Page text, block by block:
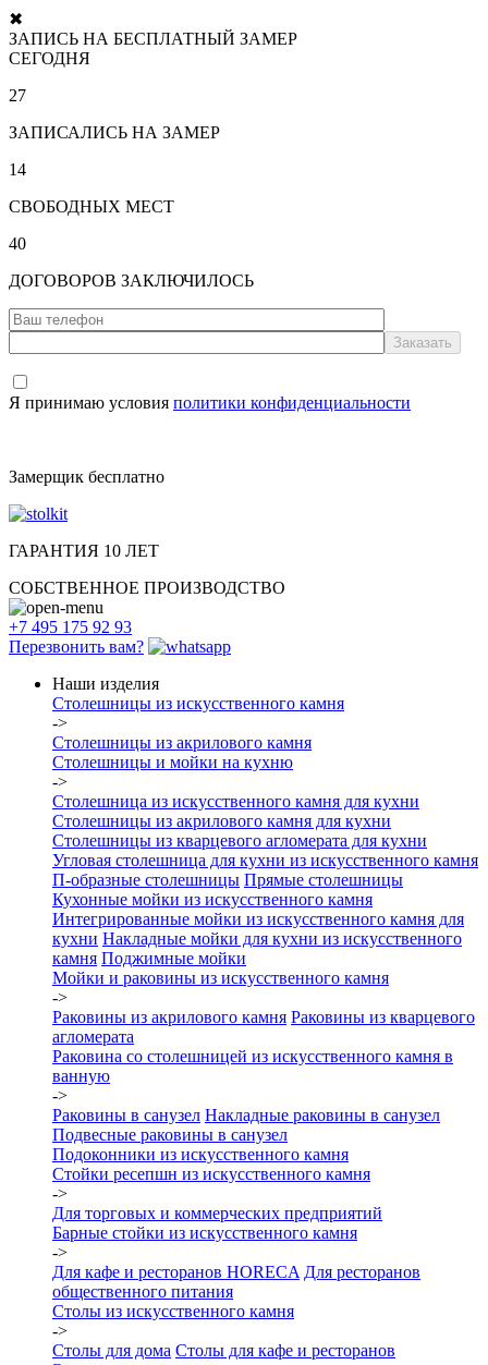
✖
ЗАПИСЬ НА БЕСПЛАТНЫЙ ЗАМЕР
СЕГОДНЯ
27
ЗАПИСАЛИСЬ НА ЗАМЕР
14
СВОБОДНЫХ МЕСТ
40
ДОГОВОРОВ ЗАКЛЮЧИЛОСЬ
Я принимаю условия политики конфиденциальности
Замерщик бесплатно
ГАРАНТИЯ 10 ЛЕТ
СОБСТВЕННОЕ ПРОИЗВОДСТВО
+7 495 175 92 93
Перезвонить вам?
Наши изделия
Столешницы из искусcтвенного камня
->
Столешницы из акрилового камня
Столешницы и мойки на кухню
->
Столешница из искусственного камня для кухни
Столешницы из акрилового камня для кухни
Столешницы из кварцевого агломерата для кухни
Угловая столешница для кухни из искусственного камня
П-образные столешницы Прямые столешницы
Кухонные мойки из искусственного камня
Интегрированные мойки из искусственного камня для
кухни Накладные мойки для кухни из искусственного
камня Поджимные мойки
Мойки и раковины из искусственного камня
->
Раковины из акрилового камня Раковины из кварцевого
агломерата
Раковина со столешницей из искусственного камня в
ванную
->
Раковины в санузел Накладные раковины в санузел
Подвесные раковины в санузел
Подоконники из искусственного камня
Стойки ресепшн из искусственного камня
->
Для торговых и коммерческих предприятий
Барные стойки из искусственного камня
->
Для кафе и ресторанов HORECA Для ресторанов
общественного питания
Столы из искусственного камня
->
Столы для дома Столы для кафе и ресторанов